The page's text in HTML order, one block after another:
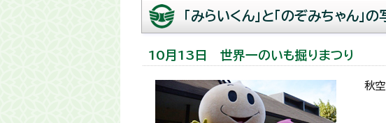
「みらいくん」と「のぞみちゃ
10月13日 世界一のいも掘りまつり
秋